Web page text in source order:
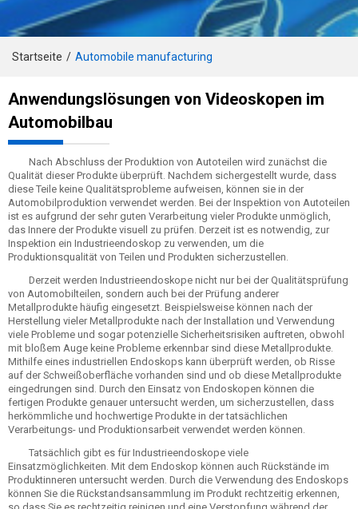
Startseite / Automobile manufacturing
Anwendungslösungen von Videoskopen im
Automobilbau
Nach Abschluss der Produktion von Autoteilen wird zunächst die
Qualität dieser Produkte überprüft. Nachdem sichergestellt wurde, dass
diese Teile keine Qualitätsprobleme aufweisen, können sie in der
Automobilproduktion verwendet werden. Bei der Inspektion von Autoteilen
ist es aufgrund der sehr guten Verarbeitung vieler Produkte unmöglich,
das Innere der Produkte visuell zu prüfen. Derzeit ist es notwendig, zur
Inspektion ein Industrieendoskop zu verwenden, um die
Produktionsqualität von Teilen und Produkten sicherzustellen.
Derzeit werden Industrieendoskope nicht nur bei der Qualitätsprüfung
von Automobilteilen, sondern auch bei der Prüfung anderer
Metallprodukte häufig eingesetzt. Beispielsweise können nach der
Herstellung vieler Metallprodukte nach der Installation und Verwendung
viele Probleme und sogar potenzielle Sicherheitsrisiken auftreten, obwohl
mit bloßem Auge keine Probleme erkennbar sind diese Metallprodukte.
Mithilfe eines industriellen Endoskops kann überprüft werden, ob Risse
auf der Schweißoberfläche vorhanden sind und ob diese Metallprodukte
eingedrungen sind. Durch den Einsatz von Endoskopen können die
fertigen Produkte genauer untersucht werden, um sicherzustellen, dass
herkömmliche und hochwertige Produkte in der tatsächlichen
Verarbeitungs- und Produktionsarbeit verwendet werden können.
Tatsächlich gibt es für Industrieendoskope viele
Einsatzmöglichkeiten. Mit dem Endoskop können auch Rückstände im
Produktinneren untersucht werden. Durch die Verwendung des Endoskops
können Sie die Rückstandsansammlung im Produkt rechtzeitig erkennen,